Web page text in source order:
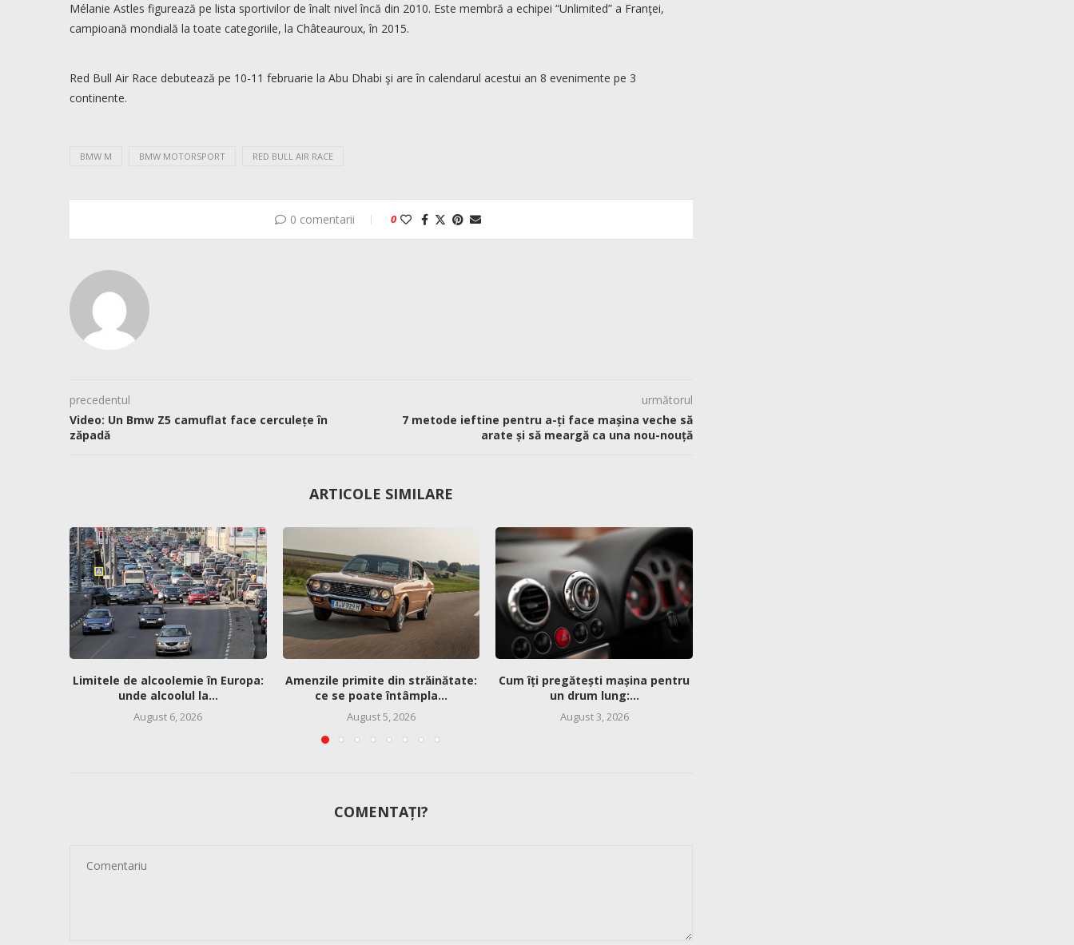
Mélanie Astles figurează pe lista sportivilor de înalt nivel încă din 2010. Este membră a echipei “Unlimited” a Franţei,
campioană mondială la toate categoriile, la Châteauroux, în 2015.
Red Bull Air Race debutează pe 10-11 februarie la Abu Dhabi şi are în calendarul acestui an 8 evenimente pe 3
continente.
BMW M BMW MOTORSPORT RED BULL AIR RACE
0 comentarii 0
precedentul
Video: Un Bmw Z5 camuflat face cerculețe în
zăpadă
următorul
7 metode ieftine pentru a-ți face mașina veche să
arate și să meargă ca una nou-nouță
ARTICOLE SIMILARE
Limitele de alcoolemie în Europa:
unde alcoolul la...
August 6, 2026
Amenzile primite din străinătate:
ce se poate întâmpla...
August 5, 2026
Cum îți pregătești mașina pentru
un drum lung:...
August 3, 2026
COMENTAȚI?